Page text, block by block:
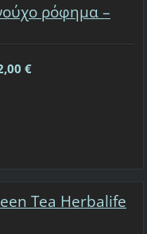
ρόφημα –
€
Tea Herbalife